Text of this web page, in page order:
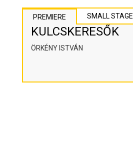
PREMIERE SMALL STAGE
KULCSKERESŐK
ÖRKÉNY ISTVÁN